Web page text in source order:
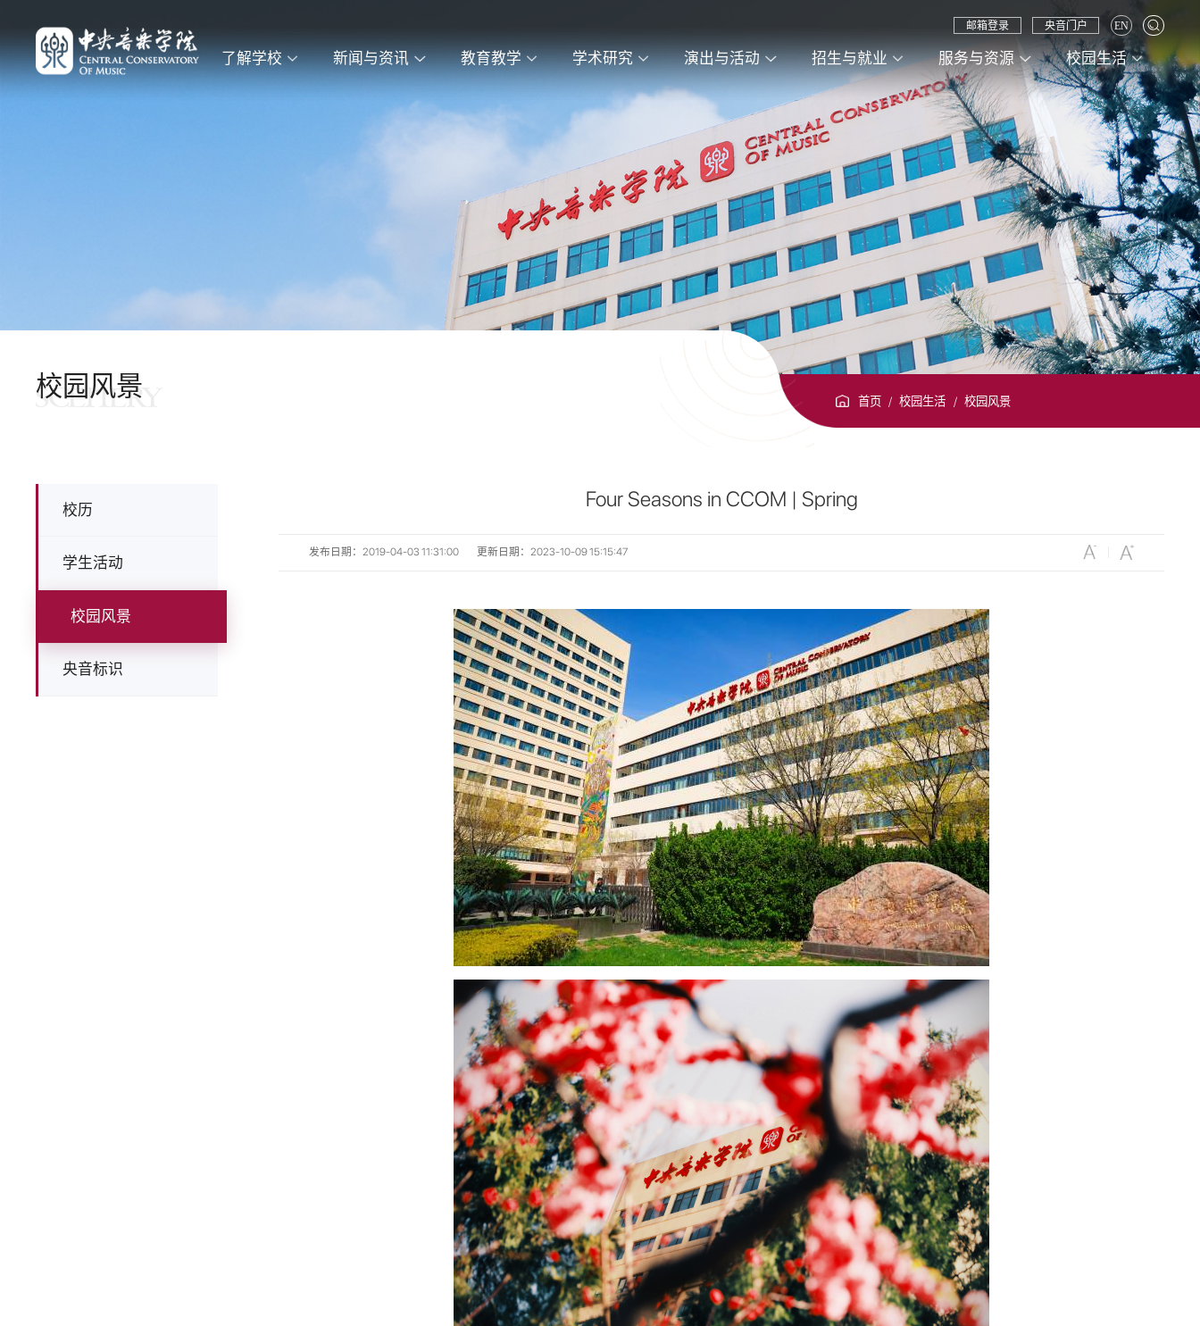
了解学校 新闻与资讯 教育教学 学术研究 演出与活动 招生与就业 服务与资源 校园生活
邮箱登录 央音门户 EN
校园风景
SCENERY 首页 / 校园生活 / 校园风景
校历
学生活动
校园风景
央音标识
Four Seasons in CCOM | Spring
发布日期：2019-04-03 11:31:00 更新日期：2023-10-09 15:15:47